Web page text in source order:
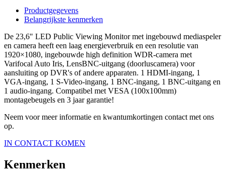
Camera
and
Player
aantal
Productgegevens
Belangrijkste kenmerken
De 23,6" LED Public Viewing Monitor met ingebouwd mediaspeler
en camera heeft een laag energieverbruik en een resolutie van
1920×1080, ingebouwde high definition WDR-camera met
Varifocal Auto Iris, LensBNC-uitgang (doorluscamera) voor
aansluiting op DVR's of andere apparaten. 1 HDMI-ingang, 1
VGA-ingang, 1 S-Video-ingang, 1 BNC-ingang, 1 BNC-uitgang en
1 audio-ingang. Compatibel met VESA (100x100mm)
montagebeugels en 3 jaar garantie!
Neem voor meer informatie en kwantumkortingen contact met ons
op.
IN CONTACT KOMEN
Kenmerken